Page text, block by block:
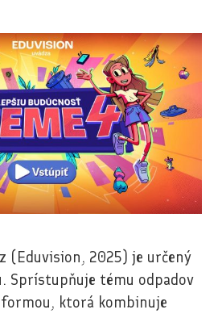
(Eduvision, 2025) je určený
Sprístupňuje tému odpadov
ktorá kombinuje